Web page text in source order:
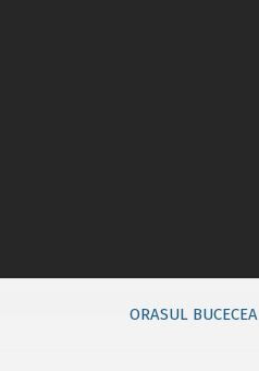
ORASUL BUCECEA